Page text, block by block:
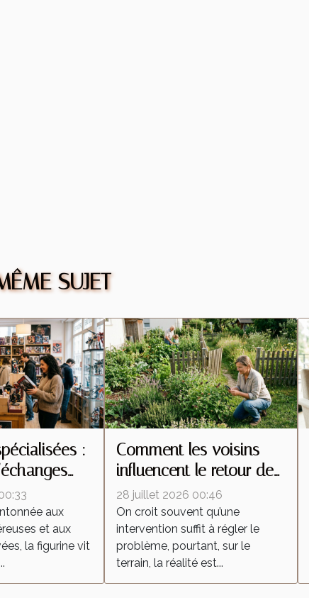
SUJET
:
la
figurine
aux
et aux
la figurine vit
Comment les voisins
influencent le retour des
insectes malgré une
intervention locale
28 juillet 2026 00:46
On croit souvent qu’une
intervention suffit à régler le
problème, pourtant, sur le
terrain, la réalité est...